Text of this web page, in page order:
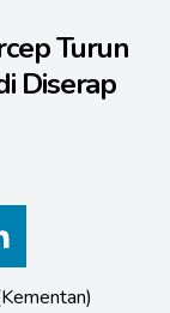
Turun
Diserap